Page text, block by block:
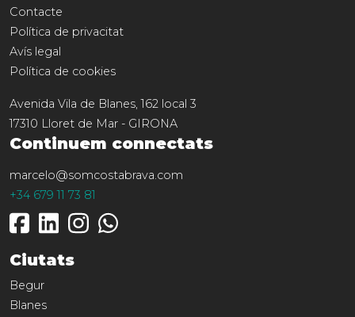
Contacte
Política de privacitat
Avís legal
Política de cookies
Avenida Vila de Blanes, 162 local 3
17310 Lloret de Mar - GIRONA
Continuem connectats
marcelo@somcostabrava.com
+34 679 11 73 81
Ciutats
Begur
Blanes